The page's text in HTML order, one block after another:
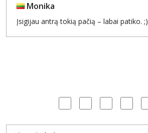
Monika
Įsigijau antrą tokią pačią – labai patiko. ;)